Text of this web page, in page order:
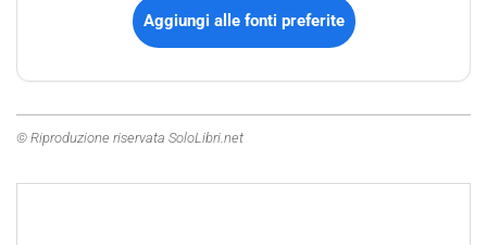
Aggiungi alle fonti preferite
© Riproduzione riservata SoloLibri.net